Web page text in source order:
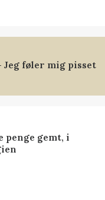
føler mig pisset
penge gemt, i